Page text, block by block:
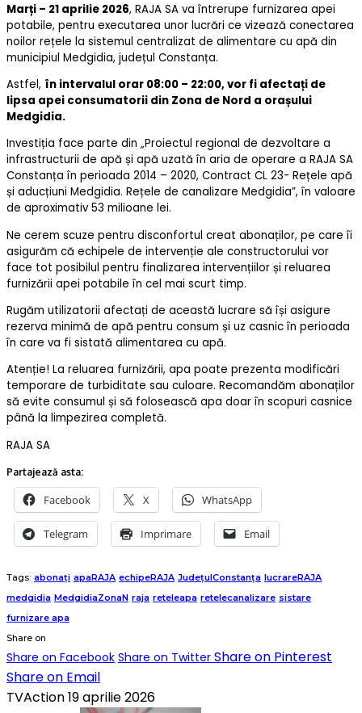
Marți – 21 aprilie 2026, RAJA SA va întrerupe furnizarea apei
potabile, pentru executarea unor lucrări ce vizează conectarea
noilor rețele la sistemul centralizat de alimentare cu apă din
municipiul Medgidia, județul Constanța.
Astfel, în intervalul orar 08:00 – 22:00, vor fi afectați de
lipsa apei consumatorii din Zona de Nord a orașului
Medgidia.
Investiția face parte din „Proiectul regional de dezvoltare a
infrastructurii de apă și apă uzată în aria de operare a RAJA SA
Constanța în perioada 2014 – 2020, Contract CL 23- Rețele apă
și aducțiuni Medgidia. Rețele de canalizare Medgidia”, în valoare
de aproximativ 53 milioane lei.
Ne cerem scuze pentru disconfortul creat abonaților, pe care îi
asigurăm că echipele de intervenție ale constructorului vor
face tot posibilul pentru finalizarea intervențiilor și reluarea
furnizării apei potabile în cel mai scurt timp.
Rugăm utilizatorii afectați de această lucrare să își asigure
rezerva minimă de apă pentru consum și uz casnic în perioada
în care va fi sistată alimentarea cu apă.
Atenție! La reluarea furnizării, apa poate prezenta modificări
temporare de turbiditate sau culoare. Recomandăm abonaților
să evite consumul și să folosească apa doar în scopuri casnice
până la limpezirea completă.
RAJA SA
Partajează asta:
Facebook X WhatsApp
Telegram Imprimare Email
Tags: abonați apaRAJA echipeRAJA JudețulConstanța lucrareRAJA
medgidia MedgidiaZonaN raja reteleapa retelecanalizare sistare
furnizare apa
Share on
Share on Facebook Share on Twitter Share on Pinterest
Share on Email
TVAction19 aprilie 2026